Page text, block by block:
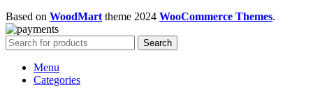
Based on WoodMart theme 2024 WooCommerce Themes.
Search
Menu
Categories